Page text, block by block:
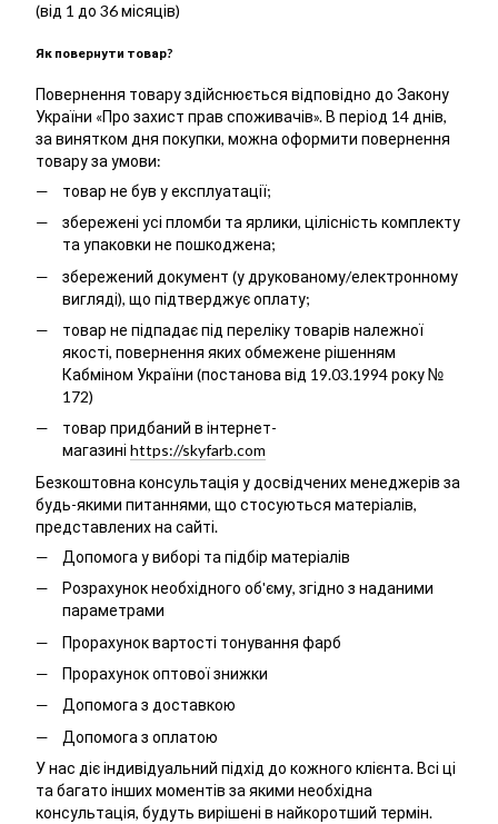
(від 1 до 36 місяців)
Як повернути товар?
Повернення товару здійснюється відповідно до Закону
України «Про захист прав споживачів». В період 14 днів,
за винятком дня покупки, можна оформити повернення
товару за умови:
товар не був у експлуатації;
збережені усі пломби та ярлики, цілісність комплекту
та упаковки не пошкоджена;
збережений документ (у друкованому/електронному
вигляді), що підтверджує оплату;
товар не підпадає під переліку товарів належної
якості, повернення яких обмежене рішенням
Кабміном України (постанова від 19.03.1994 року №
172)
товар придбаний в інтернет-
магазині https://skyfarb.com
Безкоштовна консультація у досвідчених менеджерів за
будь-якими питаннями, що стосуються матеріалів,
представлених на сайті.
Допомога у виборі та підбір матеріалів
Розрахунок необхідного об'єму, згідно з наданими
параметрами
Прорахунок вартості тонування фарб
Прорахунок оптової знижки
Допомога з доставкою
Допомога з оплатою
У нас діє індивідуальний підхід до кожного клієнта. Всі ці
та багато інших моментів за якими необхідна
консультація, будуть вирішені в найкоротший термін.